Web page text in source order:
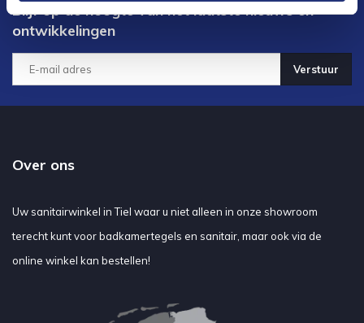
Blijf op de hoogte van het laatste nieuws en
ontwikkelingen
Verstuur
Over ons
Uw sanitairwinkel in Tiel waar u niet alleen in onze showroom
terecht kunt voor badkamertegels en sanitair, maar ook via de
online winkel kan bestellen!